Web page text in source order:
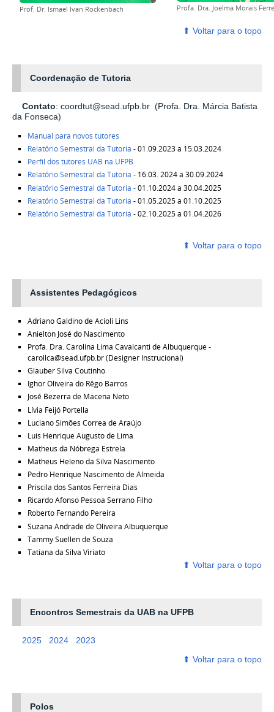
Prof. Dr. Ismael Ivan Rockenbach Profa. Dra. Joelma Morais
⬆ ‎Voltar para o topo
Coordenação de Tutoria
Contato: coordtut@sead.ufpb.br (Profa. Dra. Márcia Batista
da Fonseca)
Manual para novos tutores
Relatório Semestral da Tutoria - 01.09.2023 a 15.03.2024
Perfil dos tutores UAB na UFPB
Relatório Semestral da Tutoria - 16.03. 2024 a 30.09.2024
Relatório Semestral da Tutoria -01.10.2024 a 30.04.2025
Relatório Semestral da Tutoria - 01.05.2025 a 01.10.2025
Relatório Semestral da Tutoria - 02.10.2025 a 01.04.2026
⬆ ‎Voltar para o topo
Assistentes Pedagógicos
Adriano Galdino de Acioli Lins
Anielton José do Nascimento
Profa. Dra. Carolina Lima Cavalcanti de Albuquerque -
carollca@sead.ufpb.br (Designer Instrucional)
Glauber Silva Coutinho
Ighor Oliveira do Rêgo Barros
José Bezerra de Macena Neto
Lívia Feijó Portella
Luciano Simões Correa de Araújo
Luis Henrique Augusto de Lima
Matheus da Nóbrega Estrela
Matheus Heleno da Silva Nascimento
Pedro Henrique Nascimento de Almeida
Priscila dos Santos Ferreira Dias
Ricardo Afonso Pessoa Serrano Filho
Roberto Fernando Pereira
Suzana Andrade de Oliveira Albuquerque
Tammy Suellen de Souza
Tatiana da Silva Viriato
⬆ ‎Voltar para o topo
Encontros Semestrais da UAB na UFPB
2025 2024
2023
⬆ ‎Voltar para o topo
Polos